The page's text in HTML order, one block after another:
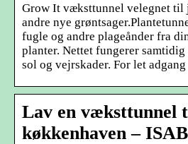
Grow It væksttunnel velegnet til
andre nye
fugle og andre plageånder fra
planter. Nettet fungerer samtidig
sol og vejrskader. For let
Lav en væksttunnel
køkkenhaven –